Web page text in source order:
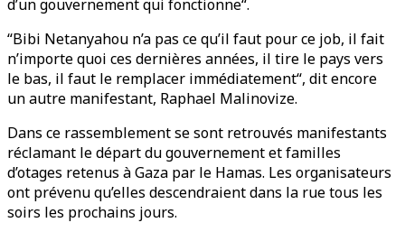
d’un gouvernement qui fonctionne“.
“Bibi Netanyahou n’a pas ce qu’il faut pour ce job, il fait
n’importe quoi ces dernières années, il tire le pays vers
le bas, il faut le remplacer immédiatement“, dit encore
un autre manifestant, Raphael Malinovize.
Dans ce rassemblement se sont retrouvés manifestants
réclamant le départ du gouvernement et familles
d’otages retenus à Gaza par le Hamas. Les organisateurs
ont prévenu qu’elles descendraient dans la rue tous les
soirs les prochains jours.